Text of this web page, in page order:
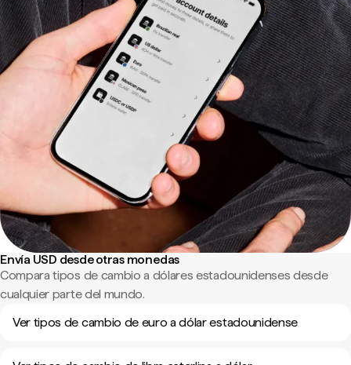
Envía USD desde otras monedas
Compara tipos de cambio a dólares estadounidenses desde
cualquier parte del mundo.
Ver tipos de cambio de euro a dólar estadounidense